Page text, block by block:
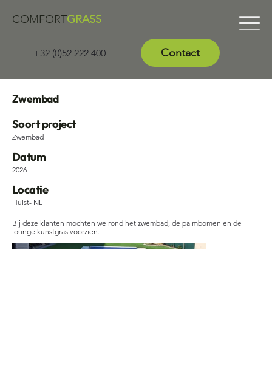
COMFORTGRASS
+32 (0)52 222 400 Contact
Zwembad
Soort project
Zwembad
Datum
2026
Locatie
Hulst- NL
Bij deze klanten mochten we rond het zwembad, de palmbomen en de
lounge kunstgras voorzien.